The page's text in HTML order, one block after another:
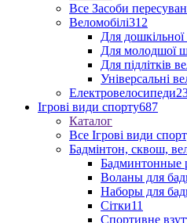
Все Засоби
Веломобілі312
Для
Для молодшої
Для підлітків
Універсальні
Електровелосипеди
Ігрові види спорту687
Каталог
Все Ігрові види
Бадмінтон, сквош,
Бадминтонные
Воланы для
Наборы для
Сітки11
Спортивне